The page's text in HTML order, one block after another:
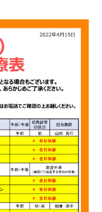
オプトアウト）